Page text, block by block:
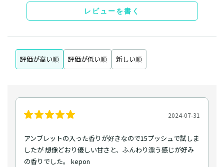
レビューを書く
評価が高い順 評価が低い順 新しい順
2024-07-31
アンブレットの入った香りが好きなので15プッシュで試しま
したが 想像どおり優しい甘さと、ふんわり漂う感じが好み
の香りでした。 kepon